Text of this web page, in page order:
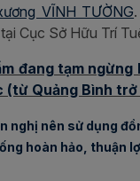
VĨNH TƯỜNG
Cục Sở Hữu Trí
đang tạm
(từ Quảng Bình trở
nghị nên sử dụng
hoàn hảo, thuận